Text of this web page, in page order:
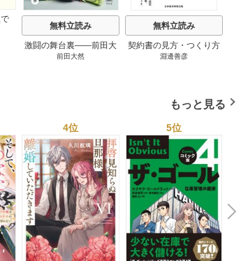
無料立読み
激闘の舞台裏――前田大
然が見たワールドカップ
前田大然
無料立読み
契約書の見方・つくり方
＜第３版＞ 1巻
淵邊善彦
もっと見る
4位 5位
N
e
x
t